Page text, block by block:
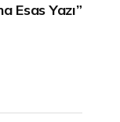
Esas Yazı”